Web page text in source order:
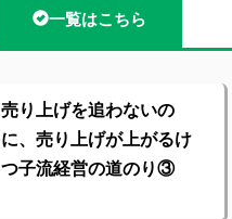
一覧はこちら
売り上げを追わないの
に、売り上げが上がるけ
つ子流経営の道のり③